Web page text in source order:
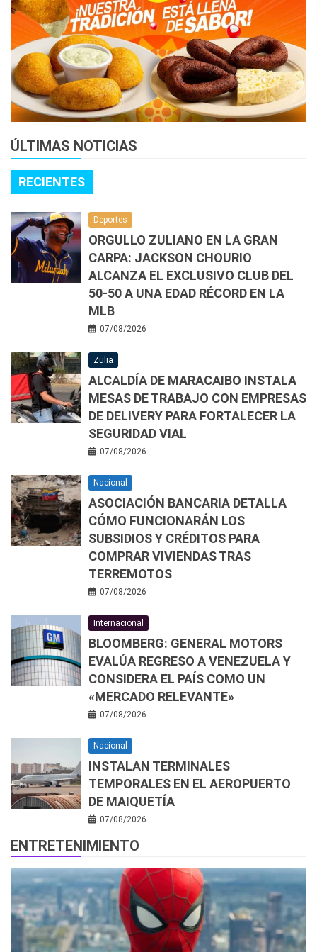
ÚLTIMAS NOTICIAS
RECIENTES
Deportes
ORGULLO ZULIANO EN LA GRAN
CARPA: JACKSON CHOURIO
ALCANZA EL EXCLUSIVO CLUB DEL
50-50 A UNA EDAD RÉCORD EN LA
MLB
07/08/2026
Zulia
ALCALDÍA DE MARACAIBO INSTALA
MESAS DE TRABAJO CON EMPRESAS
DE DELIVERY PARA FORTALECER LA
SEGURIDAD VIAL
07/08/2026
Nacional
ASOCIACIÓN BANCARIA DETALLA
CÓMO FUNCIONARÁN LOS
SUBSIDIOS Y CRÉDITOS PARA
COMPRAR VIVIENDAS TRAS
TERREMOTOS
07/08/2026
Internacional
BLOOMBERG: GENERAL MOTORS
EVALÚA REGRESO A VENEZUELA Y
CONSIDERA EL PAÍS COMO UN
«MERCADO RELEVANTE»
07/08/2026
Nacional
INSTALAN TERMINALES
TEMPORALES EN EL AEROPUERTO
DE MAIQUETÍA
07/08/2026
ENTRETENIMIENTO